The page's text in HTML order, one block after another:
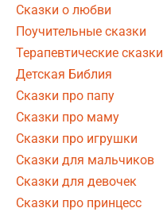
Сказки о любви
Поучительные сказки
Терапевтические сказки
Детская Библия
Сказки про папу
Сказки про маму
Сказки про игрушки
Сказки для мальчиков
Сказки для девочек
Сказки про принцесс